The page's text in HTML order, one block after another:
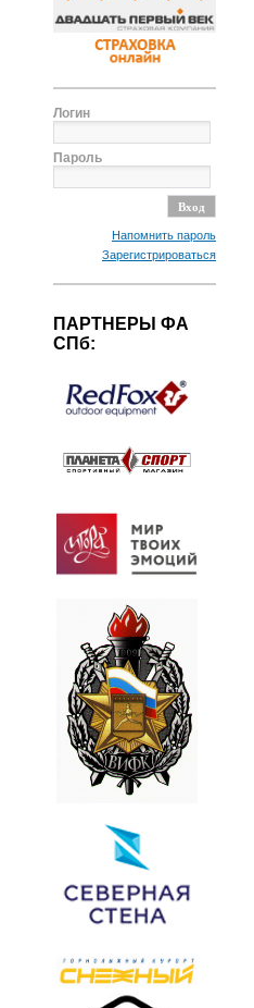
Логин
Пароль
Напомнить пароль
Зарегистрироваться
ПАРТНЕРЫ ФА
СПб: